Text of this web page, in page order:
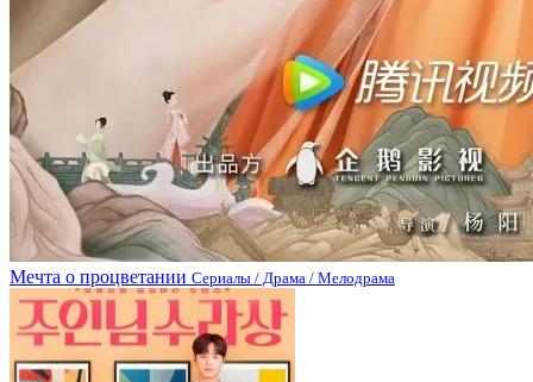
Мечта о процветании Сериалы / Драма / Мелодрама